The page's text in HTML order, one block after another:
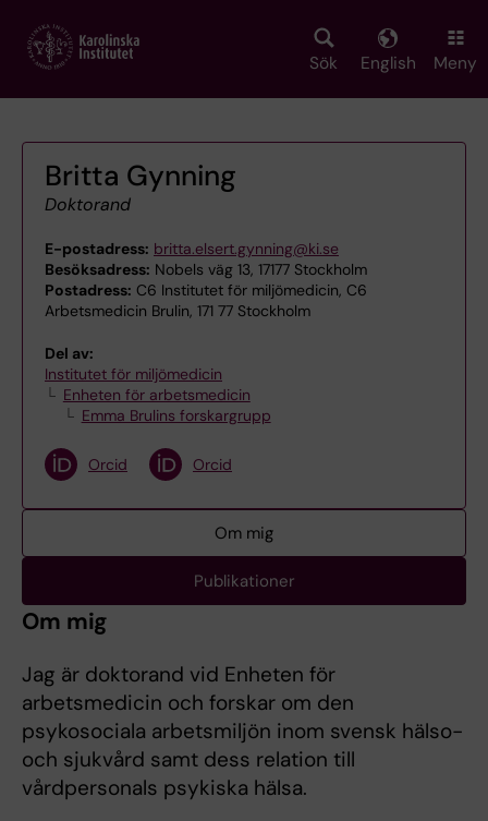
main
Sök English Meny
Britta Gynning
Doktorand
E-postadress: britta.elsert.gynning@ki.se
Besöksadress: Nobels väg 13, 17177 Stockholm
Postadress: C6 Institutet för miljömedicin, C6
Arbetsmedicin Brulin, 171 77 Stockholm
Del av:
Institutet för miljömedicin
Enheten för arbetsmedicin
Emma Brulins forskargrupp
Orcid Orcid
Om mig
Publikationer
Om mig
Jag är doktorand vid Enheten för
arbetsmedicin och forskar om den
psykosociala arbetsmiljön inom svensk hälso-
och sjukvård samt dess relation till
vårdpersonals psykiska hälsa.